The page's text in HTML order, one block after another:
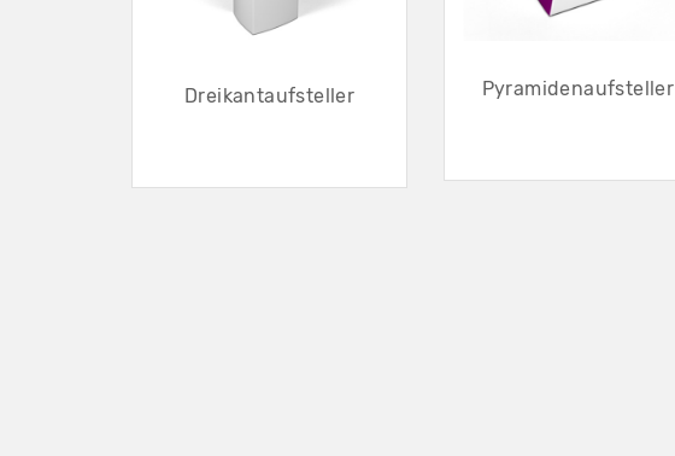
Dreikantaufsteller Pyramidenaufsteller